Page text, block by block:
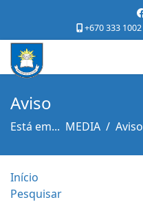
+670 333 1002
Aviso
Está em... MEDIA Aviso
Início
Pesquisar